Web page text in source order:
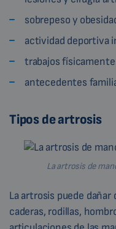
sobrepeso y
actividad deportiva
trabajos
antecedentes
Tipos de artrosis
La artrosis de
La artrosis puede
caderas, rodillas,